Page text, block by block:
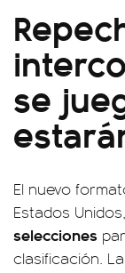
se
El nuevo
Estados
selecciones
clasificación. La